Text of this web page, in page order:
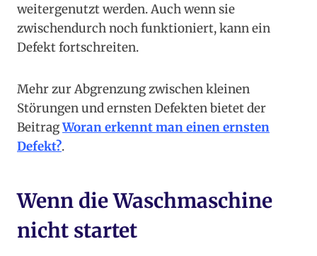
weitergenutzt werden. Auch wenn sie
zwischendurch noch funktioniert, kann ein
Defekt fortschreiten.
Mehr zur Abgrenzung zwischen kleinen
Störungen und ernsten Defekten bietet der
BeitragWoran erkennt man einen ernsten
Defekt?.
Wenn die Waschmaschine
nicht startet